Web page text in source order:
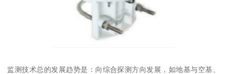
监测技术总的发展趋势是：向综合探测方向发展，如地基与空基、